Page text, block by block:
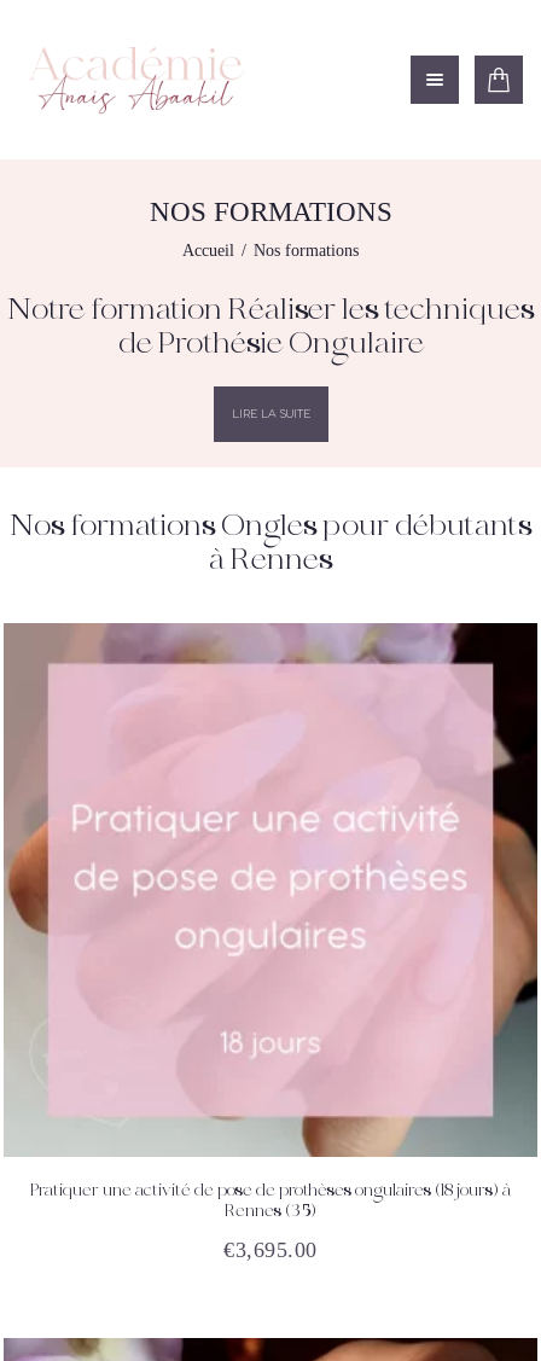
NOS FORMATIONS
Accueil Nos formations
ACADÉMIE ANAÏS ABAAKIL
Formation et shop Indigo
NOS FORMATIONS
BOUTIQUE
CONTACTEZ-NOUS
Notre formation Réaliser les techniques
de Prothésie Ongulaire
LIRE LA SUITE
Nos formations Ongles pour débutants
à Rennes
ACHETEZ DÉTAILS
Pratiquer une activité de pose de prothèses ongulaires (18 jours) à
Rennes (35)
€3,695.00